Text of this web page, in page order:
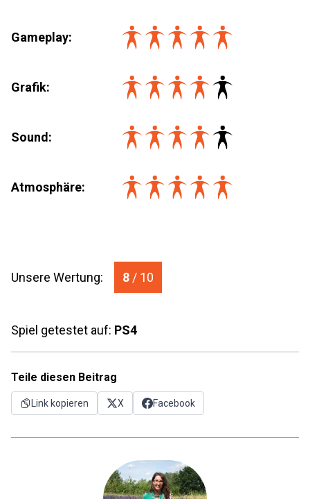
Gameplay:
Grafik:
Sound:
Atmosphäre:
Unsere Wertung: 8 / 10
Spiel getestet auf: PS4
Teile diesen Beitrag
Link kopieren X Facebook